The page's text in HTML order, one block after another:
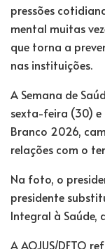
pressões
mental muitas
que torna a
nas instituições.
A Semana de
sexta-feira (30)
Branco 2026,
relações com o
Na foto, o
presidente
Integral à Saúde,
A AOJUS/DFTO